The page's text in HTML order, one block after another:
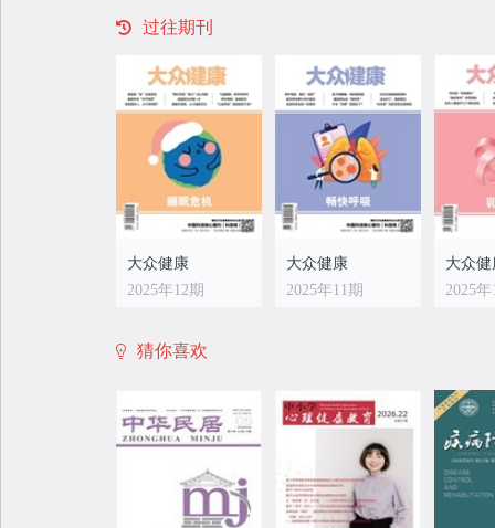
过往期刊
大众健康
2025年12期
大众健康
2025年11期
大众健
2025年
猜你喜欢